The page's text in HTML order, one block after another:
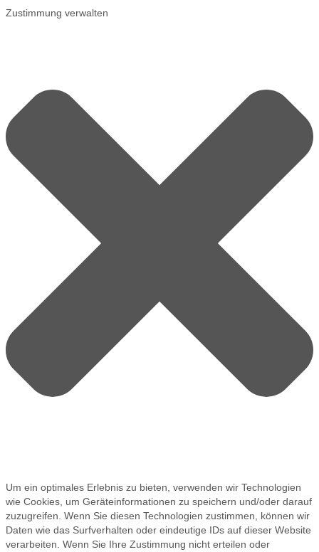
Zustimmung verwalten
Um ein optimales Erlebnis zu bieten, verwenden wir Technologien
wie Cookies, um Geräteinformationen zu speichern und/oder darauf
zuzugreifen. Wenn Sie diesen Technologien zustimmen, können wir
Daten wie das Surfverhalten oder eindeutige IDs auf dieser Website
verarbeiten. Wenn Sie Ihre Zustimmung nicht erteilen oder